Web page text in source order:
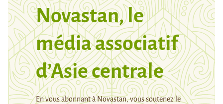
Novastan, le
média associatif
d’Asie centrale
En vous abonnant à Novastan, vous soutenez le